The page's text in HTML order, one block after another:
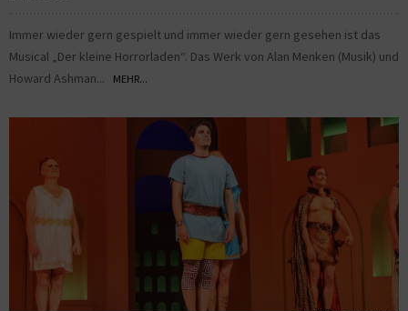
Immer wieder gern gespielt und immer wieder gern gesehen ist das
Musical „Der kleine Horrorladen“. Das Werk von Alan Menken (Musik) und
Howard Ashman...
MEHR...